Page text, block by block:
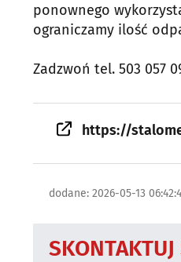
ponownego
ograniczamy ilość
Zadzwoń tel. 503 057
https://
dodane: 2026-05-13
SKONTAKTUJ